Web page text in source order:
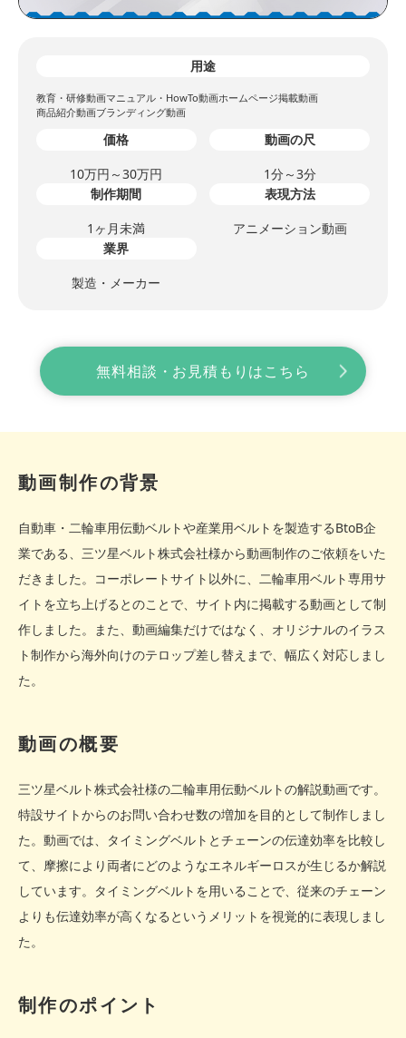
用途
教育・研修動画マニュアル・HowTo動画ホームページ掲載動画
商品紹介動画ブランディング動画
価格
10万円～30万円
動画の尺
1分～3分
制作期間
1ヶ月未満
表現方法
アニメーション動画
業界
製造・メーカー
無料相談・お見積もりはこちら
動画制作の背景
自動車・二輪車用伝動ベルトや産業用ベルトを製造するBtoB企
業である、三ツ星ベルト株式会社様から動画制作のご依頼をいた
だきました。コーポレートサイト以外に、二輪車用ベルト専用サ
イトを立ち上げるとのことで、サイト内に掲載する動画として制
作しました。また、動画編集だけではなく、オリジナルのイラス
ト制作から海外向けのテロップ差し替えまで、幅広く対応しまし
た。
動画の概要
三ツ星ベルト株式会社様の二輪車用伝動ベルトの解説動画です。
特設サイトからのお問い合わせ数の増加を目的として制作しまし
た。動画では、タイミングベルトとチェーンの伝達効率を比較し
て、摩擦により両者にどのようなエネルギーロスが生じるか解説
しています。タイミングベルトを用いることで、従来のチェーン
よりも伝達効率が高くなるというメリットを視覚的に表現しまし
た。
制作のポイント